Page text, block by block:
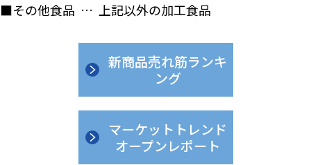
■その他食品 … 上記以外の加工食品
新商品売れ筋ランキ
ング
マーケットトレンド
オープンレポート